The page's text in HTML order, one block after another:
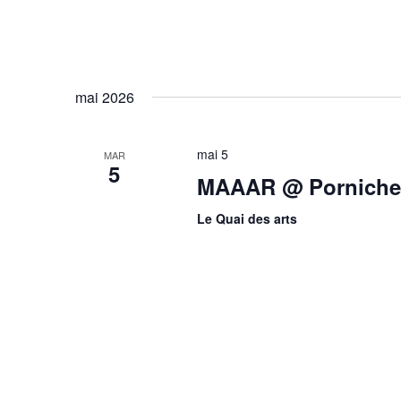
mai 2026
MAR
5
mai 5
MAAAR @
Le Quai des arts